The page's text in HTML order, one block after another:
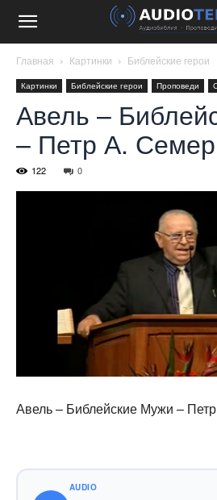
Главная Картинки Библейские герои
Картинки Библейские герои Проповеди
Авель –
– Петр А.
122 0
Авель – Библейские Мужи –
AUDIO